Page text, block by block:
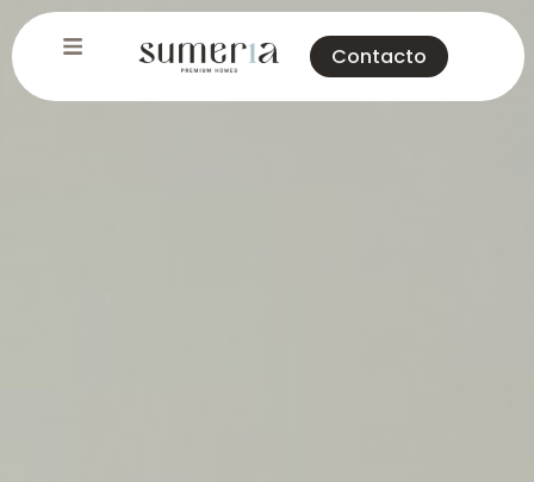
Contacto